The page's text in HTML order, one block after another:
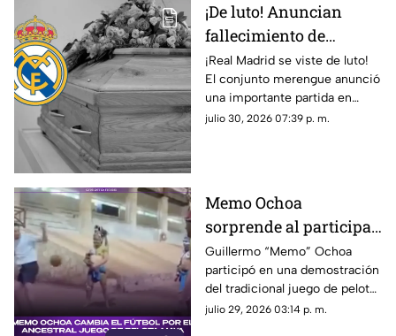
¡De luto! Anuncian
fallecimiento de
jugador del Real
Madrid tras cirugía de
cabeza; ¿Quién era?
¡Real Madrid se viste de luto!
El conjunto merengue anunció
una importante partida en
redes sociales. Conoce los
julio 30, 2026 07:39 p. m.
Memo Ochoa
sorprende al participar
en el ancestral JUEGO
DE PELOTA MAYA en la
Península de Yucatán
Guillermo “Memo” Ochoa
participó en una demostración
del tradicional juego de pelota
maya, Pok-ta-pok.
julio 29, 2026 03:14 p. m.